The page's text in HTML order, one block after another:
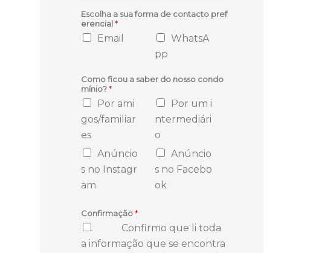
Escolha a sua forma de contacto pref
erencial*
Email
WhatsA
pp
Como ficou a saber do nosso condo
mínio?*
Por ami
gos/familiar
es
Por um i
ntermediári
o
Anúncio
s no Instagr
am
Anúncio
s no Facebo
ok
Confirmação*
Confirmo que li toda
a informação que se encontra